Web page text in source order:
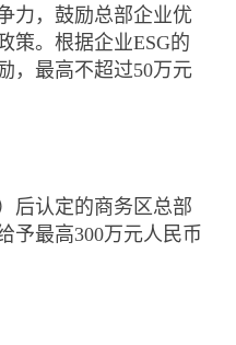
力，鼓励总部企业优
策。根据企业ESG的
，最高不超过50万元
认定的商务区总部
予最高300万元人民币